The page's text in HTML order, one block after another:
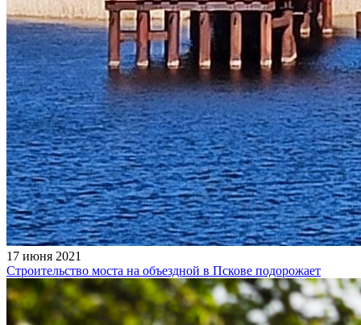
17 июня 2021
Строительство моста на объездной в Пскове подорожает